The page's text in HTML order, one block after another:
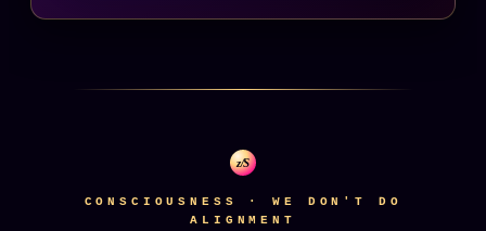
z/S
CONSCIOUSNESS · WE DON'T DO
ALIGNMENT